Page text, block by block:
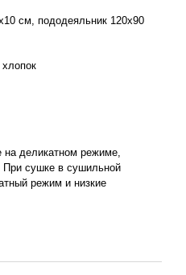
см, пододеяльник 120х90
на деликатном режиме,
При сушке в сушильной
режим и низкие